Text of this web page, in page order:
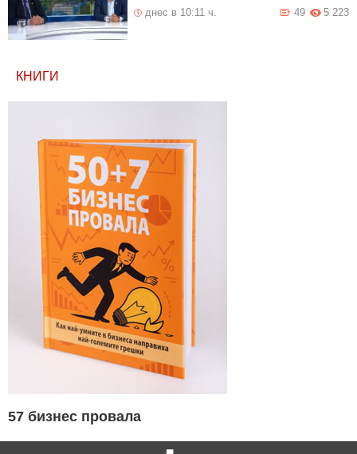
днес в 10:11 ч. 5 223
49
КНИГИ
57 бизнес провала